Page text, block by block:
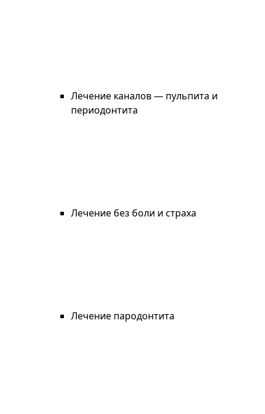
Лечение каналов — пульпита и
периодонтита
Лечение без боли и страха
Лечение пародонтита